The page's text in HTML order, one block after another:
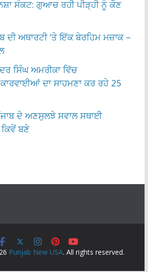
ਸੰਕਟ: ਗੁਆਚ ਰਹੀ ਪੀੜ੍ਹੀ ਨੂੰ ਕੌਣ
ਦੀ ਅਥਾਰਟੀ ‘ਤੇ ਇੱਕ ਬੇਰਹਿਮ ਮਜ਼ਾਕ –
ਸਿੰਘ ਅਮਰੀਕਾ ਵਿੱਚ
ਦਾ ਸਾਹਮਣਾ ਕਰ ਰਹੇ 25
ਦੇ ਅਣਸੁਲਝੇ ਸਵਾਲ ਸਥਾਈ
ਬਣੇ
Punjab New USA. All rights reserved.